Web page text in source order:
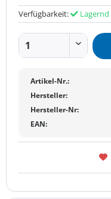
Verfügbarkeit:
Lagernd
Artikel-Nr.:
Hersteller:
Hersteller-Nr:
EAN: